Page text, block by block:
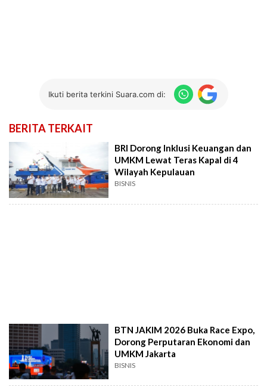
Ikuti berita terkini Suara.com di:
BERITA TERKAIT
BRI Dorong Inklusi Keuangan dan
UMKM Lewat Teras Kapal di 4
Wilayah Kepulauan
BISNIS
BTN JAKIM 2026 Buka Race Expo,
Dorong Perputaran Ekonomi dan
UMKM Jakarta
BISNIS